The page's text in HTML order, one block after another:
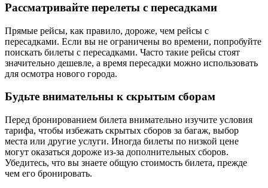
Рассматривайте перелеты с пересадками
Прямые рейсы, как правило, дороже, чем рейсы с
пересадками. Если вы не ограничены во времени, попробуйте
поискать билеты с пересадками. Часто такие рейсы стоят
значительно дешевле, а время пересадки можно использовать
для осмотра нового города.
Будьте внимательны к скрытым сборам
Перед бронированием билета внимательно изучите условия
тарифа, чтобы избежать скрытых сборов за багаж, выбор
места или другие услуги. Иногда билеты по низкой цене
могут оказаться дороже из-за дополнительных сборов.
Убедитесь, что вы знаете общую стоимость билета, прежде
чем его бронировать.